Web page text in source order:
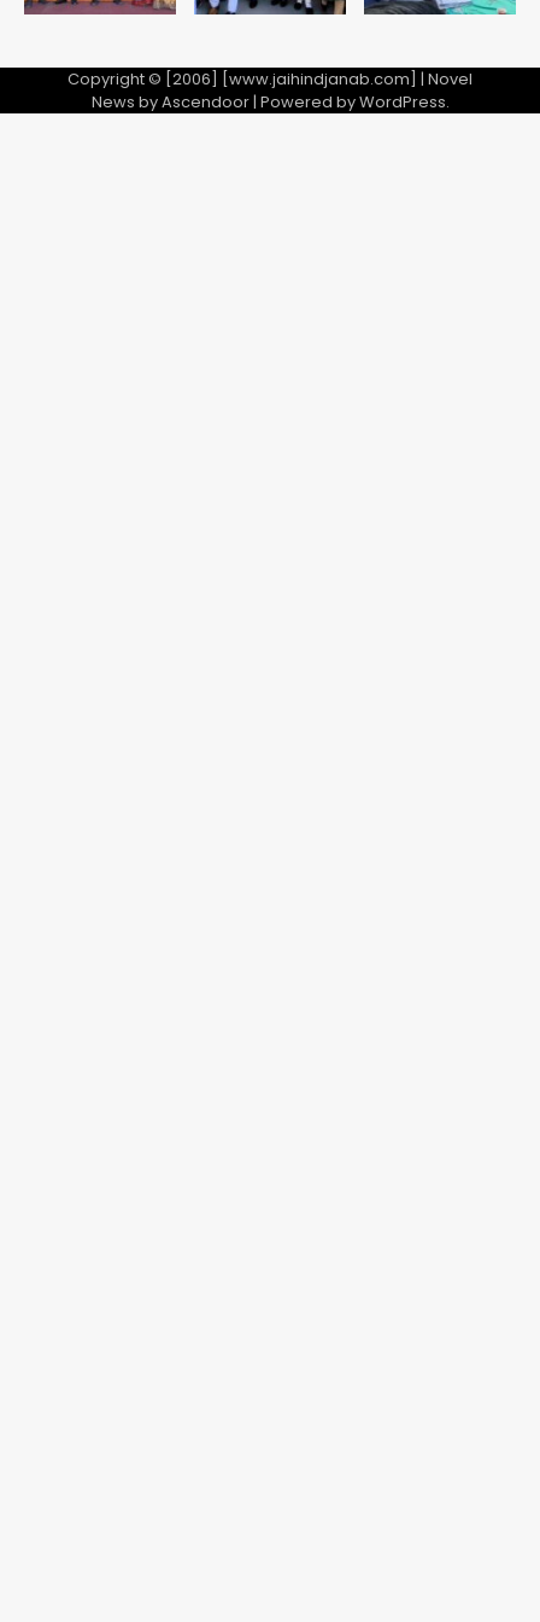
Copyright © [2006] [www.jaihindjanab.com] | Novel
News byAscendoor| Powered byWordPress.